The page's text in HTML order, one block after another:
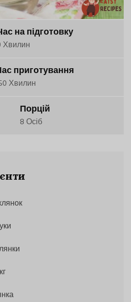
на підготовку
Хвилин
приготування
Хвилин
Порцій
8 Осіб